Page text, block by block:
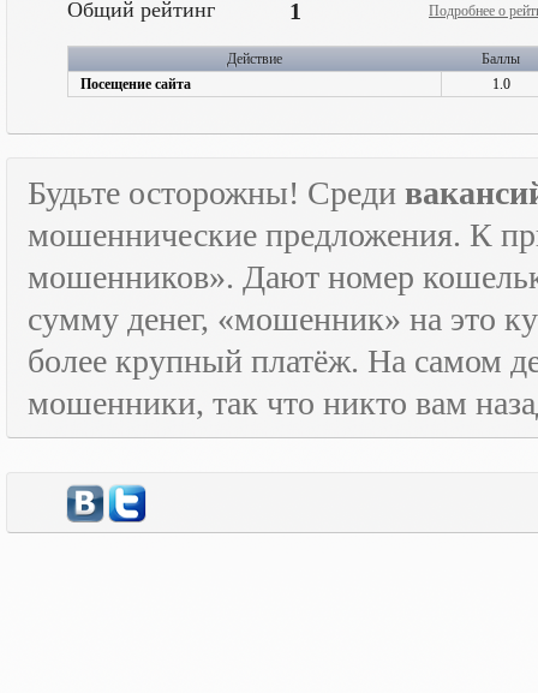
Общий рейтинг 1 Подробнее о
Действие
Баллы
Посещение сайта
1.0
Будьте осторожны! Среди
мошеннические предложения. К
мошенников». Дают номер
сумму денег, «мошенник» на это
более крупный платёж. На самом
мошенники, так что никто вам